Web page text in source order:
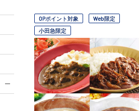
OPポイント対象
Web限定
小田急限定